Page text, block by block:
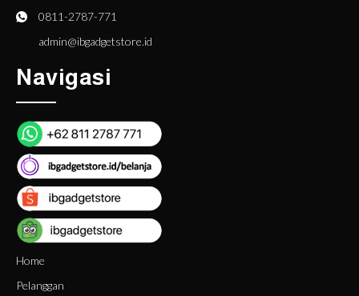
0811-2787-771
admin@ibgadgetstore.id
Navigasi
Home
Pelanggan